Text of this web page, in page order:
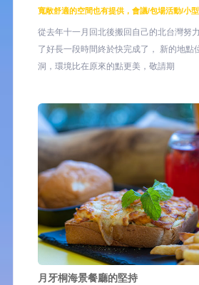
寬敞舒適的空間也有提供，會議/包場活動/小
從去年十一月回北後搬回自己的北台灣努
了好長一段時間終於快完成了， 新的地點
洞，環境比在原來的點更美，敬請期
月牙桐海景餐廳的堅持